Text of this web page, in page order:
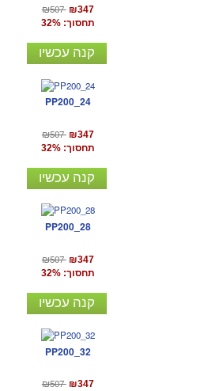
₪507 ₪347
תחסוך: 32%
קנה עכשיו
PP200_24
₪507 ₪347
תחסוך: 32%
קנה עכשיו
PP200_28
₪507 ₪347
תחסוך: 32%
קנה עכשיו
PP200_32
₪507 ₪347